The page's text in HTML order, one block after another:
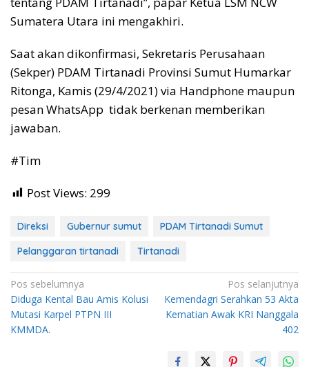
Sumatera Utara ini mengakhiri.
Saat akan dikonfirmasi, Sekretaris Perusahaan
(Sekper) PDAM Tirtanadi Provinsi Sumut Humarkar
Ritonga, Kamis (29/4/2021) via Handphone maupun
pesan WhatsApp tidak berkenan memberikan
jawaban.
#Tim
Post Views: 299
Direksi Gubernur sumut
PDAM Tirtanadi Sumut
Pelanggaran tirtanadi
Tirtanadi
Navigasi
pos
Pos sebelumnya
Diduga Kental Bau Amis Kolusi
Mutasi Karpel PTPN III
KMMDA.
Pos selanjutnya
Kemendagri Serahkan 53 Akta
Kematian Awak KRI Nanggala
402